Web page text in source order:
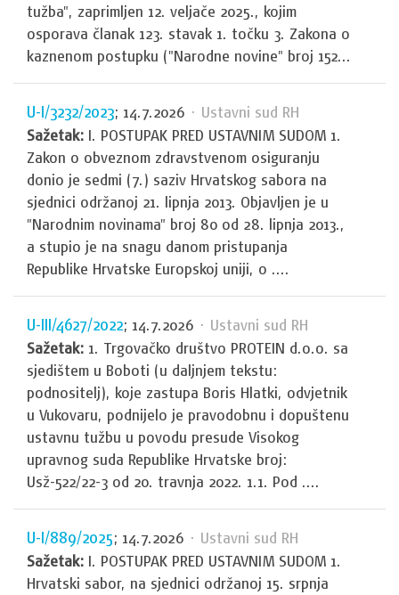
tužba", zaprimljen 12. veljače 2025., kojim
osporava članak 123. stavak 1. točku 3. Zakona o
kaznenom postupku ("Narodne novine" broj 152...
U-I/3232/2023; 14.7.2026 · Ustavni sud RH
Sažetak: I. POSTUPAK PRED USTAVNIM SUDOM 1.
Zakon o obveznom zdravstvenom osiguranju
donio je sedmi (7.) saziv Hrvatskog sabora na
sjednici održanoj 21. lipnja 2013. Objavljen je u
"Narodnim novinama" broj 80 od 28. lipnja 2013.,
a stupio je na snagu danom pristupanja
Republike Hrvatske Europskoj uniji, o ....
U-III/4627/2022; 14.7.2026 · Ustavni sud RH
Sažetak: 1. Trgovačko društvo PROTEIN d.o.o. sa
sjedištem u Boboti (u daljnjem tekstu:
podnositelj), koje zastupa Boris Hlatki, odvjetnik
u Vukovaru, podnijelo je pravodobnu i dopuštenu
ustavnu tužbu u povodu presude Visokog
upravnog suda Republike Hrvatske broj:
Usž-522/22-3 od 20. travnja 2022. 1.1. Pod ....
U-I/889/2025; 14.7.2026 · Ustavni sud RH
Sažetak: I. POSTUPAK PRED USTAVNIM SUDOM 1.
Hrvatski sabor, na sjednici održanoj 15. srpnja